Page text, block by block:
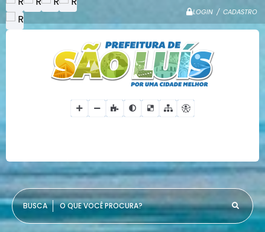
LOGIN / CADASTRO
O QUE VOCÊ PROCURA?